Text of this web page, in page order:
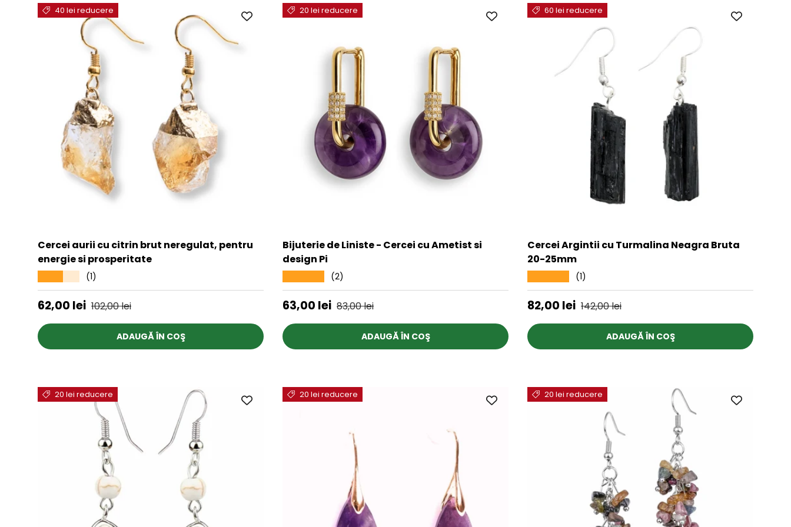
40 lei reducere
Cercei aurii cu citrin brut neregulat, pentru
energie si prosperitate
(1)
Preț de vânzare
62,00 lei Preț obișnuit
102,00 lei
ADAUGĂ ÎN COŞ
20 lei reducere
Bijuterie de Liniste - Cercei cu Ametist si
design Pi
(2)
Preț de vânzare
63,00 lei Preț obișnuit
83,00 lei
ADAUGĂ ÎN COŞ
60 lei reducere
Cercei Argintii cu Turmalina Neagra Bruta
20-25mm
(1)
Preț de vânzare
82,00 lei Preț obișnuit
142,00 lei
ADAUGĂ ÎN COŞ
20 lei reducere 20 lei reducere 20 lei reducere